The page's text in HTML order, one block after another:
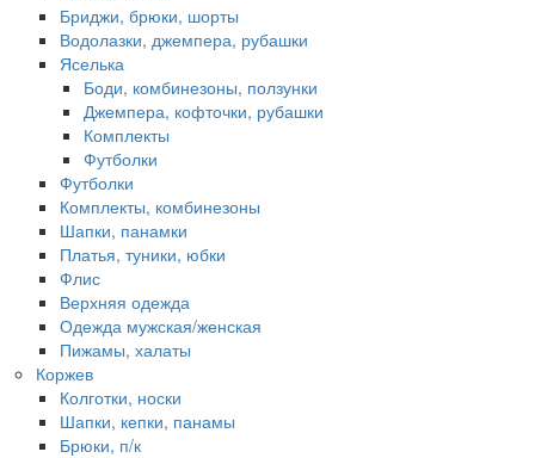
Бриджи, брюки, шорты
Водолазки, джемпера, рубашки
Яселька
Боди, комбинезоны, ползунки
Джемпера, кофточки, рубашки
Комплекты
Футболки
Футболки
Комплекты, комбинезоны
Шапки, панамки
Платья, туники, юбки
Флис
Верхняя одежда
Одежда мужская/женская
Пижамы, халаты
Коржев
Колготки, носки
Шапки, кепки, панамы
Брюки, п/к